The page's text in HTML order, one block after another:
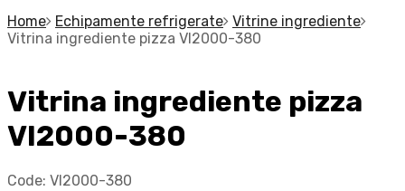
Home
Echipamente refrigerate Vitrine ingrediente
Vitrina ingrediente pizza VI2000-380
Vitrina ingrediente pizza
VI2000-380
Code: VI2000-380